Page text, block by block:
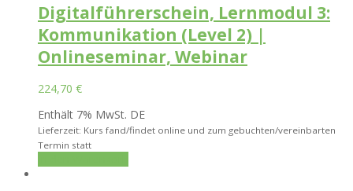
Digitalführerschein, Lernmodul 3:
Kommunikation (Level 2) |
Onlineseminar, Webinar
224,70 €
Enthält 7% MwSt. DE
Lieferzeit: Kurs fand/findet online und zum gebuchten/vereinbarten
Termin statt